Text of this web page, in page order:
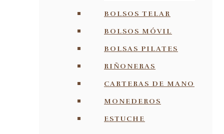
BOLSOS TELAR
BOLSOS MÓVIL
BOLSAS PILATES
RIÑONERAS
CARTERAS DE MANO
MONEDEROS
ESTUCHE